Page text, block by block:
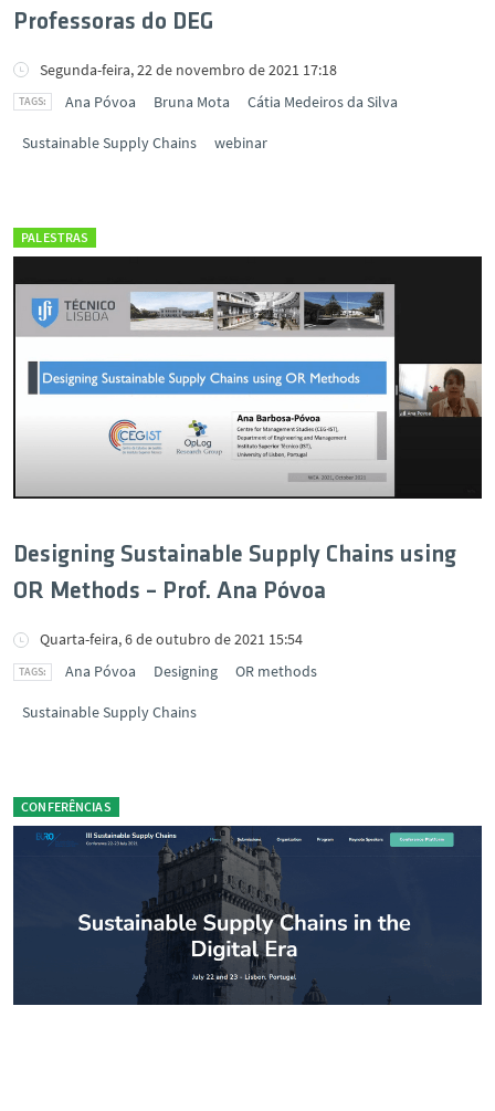
Professoras do DEG
Segunda-feira, 22 de novembro de 2021 17:18
Ana Póvoa
Bruna Mota Cátia Medeiros da Silva
Sustainable Supply Chains webinar
PALESTRAS
Designing Sustainable Supply Chains using
OR Methods – Prof. Ana Póvoa
Quarta-feira, 6 de outubro de 2021 15:54
Ana Póvoa
Designing OR methods
Sustainable Supply Chains
CONFERÊNCIAS